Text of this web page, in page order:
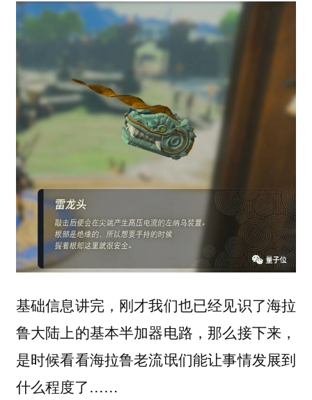
基础信息讲完，刚才我们也已经见识了海拉
鲁大陆上的基本半加器电路，那么接下来，
是时候看看海拉鲁老流氓们能让事情发展到
什么程度了……